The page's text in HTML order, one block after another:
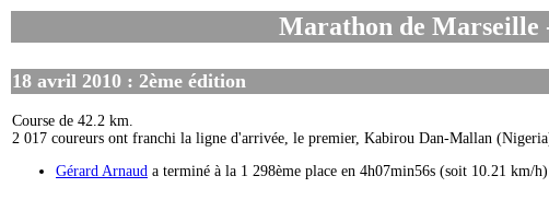
Marathon de Marseille
18 avril 2010 : 2ème édition
Course de 42.2 km.
2 017 coureurs ont franchi la ligne d'arrivée, le premier, Kabirou Dan-Mallan
Gérard Arnaud a terminé à la 1 298ème place en 4h07min56s (soit 10.21 km/h)